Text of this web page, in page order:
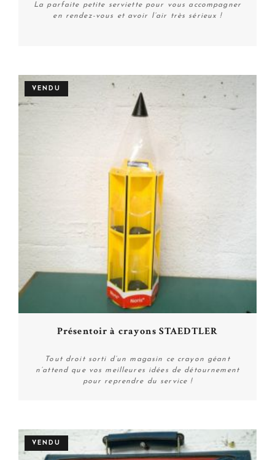
La parfaite petite serviette pour vous accompagner
en rendez-vous et avoir l’air très sérieux !
VENDU
Présentoir à crayons STAEDTLER
Tout droit sorti d’un magasin ce crayon géant
n’attend que vos meilleures idées de détournement
pour reprendre du service !
VENDU